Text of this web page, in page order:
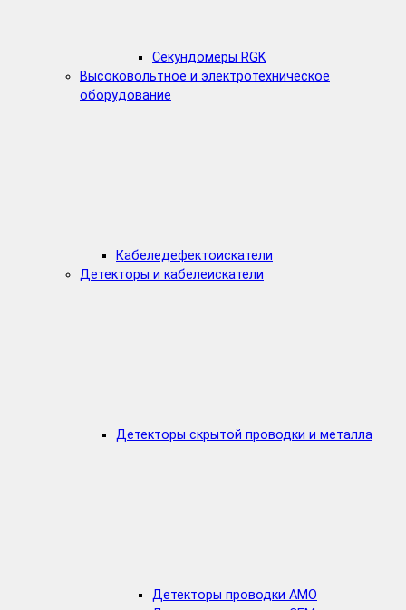
Секундомеры RGK
Высоковольтное и электротехническое
оборудование
Кабеледефектоискатели
Детекторы и кабелеискатели
Детекторы скрытой проводки и металла
Детекторы проводки AMO